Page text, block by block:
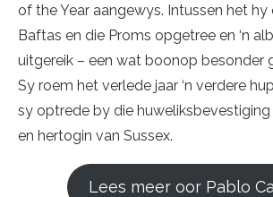
of the Year aangewys. Intussen het
Baftas en die Proms opgetree en ‘n
uitgereik – een wat boonop besonder
Sy roem het verlede jaar ‘n verdere
sy optrede by die
en hertogin van Sussex.
Lees meer oor Pablo